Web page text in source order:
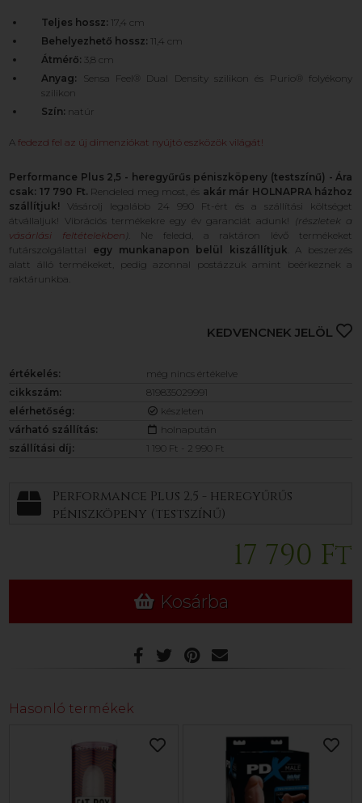
Teljes hossz: 17,4 cm
Behelyezhető hossz: 11,4 cm
Átmérő: 3,8 cm
Anyag: Sensa Feel® Dual Density szilikon és Purio® folyékony
szilikon
Szín: natúr
Afedezd fel az új dimenziókat nyújtó eszközök világát!
Performance Plus 2,5 - heregyűrűs péniszköpeny (testszínű) - Ára
csak: 17 790 Ft. Rendeled meg most, és akár már HOLNAPRA házhoz
szállítjuk! Vásárolj legalább 24 990 Ft-ért és a szállítási költséget
átvállaljuk! Vibrációs termékekre egy év garanciát adunk! (részletek a
vásárlási feltételekben ) . Ne feledd, a raktáron lévő termékeket
futárszolgálattal egy munkanapon belül kiszállítjuk . A beszerzés
alatt álló termékeket, pedig azonnal postázzuk amint beérkeznek a
raktárunkba.
KEDVENCNEK JELÖL
értékelés:
még nincs értékelve
cikkszám:
819835029991
elérhetőség:
készleten
várható szállítás:
holnapután
szállítási díj:
1 190 Ft - 2 990 Ft
Performance Plus 2,5 - heregyűrűs
péniszköpeny (testszínű)
17 790 Ft
Kosárba
Hasonló termékek